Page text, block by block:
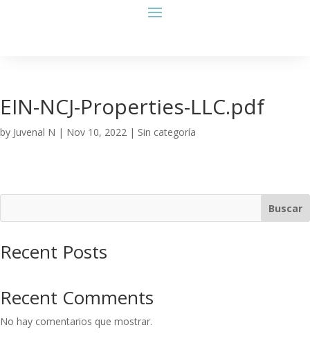
EIN-NCJ-Properties-LLC.pdf
by Juvenal N | Nov 10, 2022 | Sin categoría
Buscar
Recent Posts
Recent Comments
No hay comentarios que mostrar.